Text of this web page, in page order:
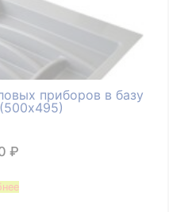
приборов в базу
₽